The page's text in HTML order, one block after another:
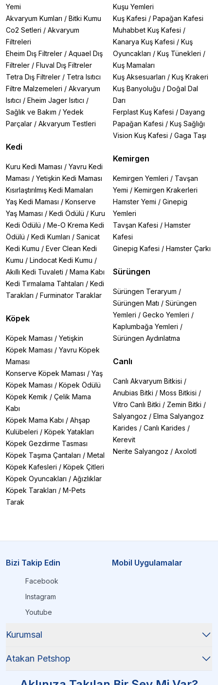
Yemi
Akvaryum Kumları / Bitki Kumu
Co2 Setleri / Akvaryum
Filtreleri
Eheim Dış Filtreler / Aquael Dış
Filtreler / Fluval Dış Filtreler
Tetra Dış Filtreler / Tetra Isıtıcı
Filtre Malzemeleri / Akvaryum
Isıtıcı / Eheim Jager Isıtıcı /
Sağlık ve Bakım / Yedek
Parçalar / Akvaryum Testleri
Kedi
Kuru Kedi Maması / Yavru Kedi
Maması / Yetişkin Kedi Maması
Kısırlaştırılmış Kedi Mamaları
Yaş Kedi Maması / Konserve
Yaş Maması / Kedi Ödülü / Kuru
Kedi Ödülü / Me-O Krema Kedi
Ödülü / Kedi Kumları / Sanicat
Kedi Kumu / Ever Clean Kedi
Kumu / Lindocat Kedi Kumu /
Akıllı Kedi Tuvaleti / Mama Kabı
Kedi Tırmalama Tahtaları / Kedi
Tarakları / Furminator Taraklar
Köpek
Köpek Maması / Yetişkin
Köpek Maması / Yavru Köpek
Maması
Konserve Köpek Maması / Yaş
Köpek Maması / Köpek Ödülü
Köpek Kemik / Çelik Mama
Kabı
Köpek Mama Kabı / Ahşap
Kulübeleri / Köpek Yatakları
Köpek Gezdirme Tasması
Köpek Taşıma Çantaları / Metal
Köpek Kafesleri / Köpek Çitleri
Köpek Oyuncakları / Ağızlıklar
Köpek Tarakları / M-Pets
Tarak
Kuşu Yemleri
Kuş Kafesi / Papağan Kafesi
Muhabbet Kuş Kafesi /
Kanarya Kuş Kafesi / Kuş
Oyuncakları / Kuş Tünekleri /
Kuş Mamaları
Kuş Aksesuarları / Kuş Krakeri
Kuş Banyoluğu / Doğal Dal
Darı
Ferplast Kuş Kafesi / Dayang
Papağan Kafesi / Kuş Sağlığı
Vision Kuş Kafesi / Gaga Taşı
Kemirgen
Kemirgen Yemleri / Tavşan
Yemi / Kemirgen Krakerleri
Hamster Yemi / Ginepig
Yemleri
Tavşan Kafesi / Hamster
Kafesi
Ginepig Kafesi / Hamster Çarkı
Sürüngen
Sürüngen Teraryum /
Sürüngen Matı / Sürüngen
Yemleri / Gecko Yemleri /
Kaplumbağa Yemleri /
Sürüngen Aydınlatma
Canlı
Canlı Akvaryum Bitkisi /
Anubias Bitki / Moss Bitkisi /
Vitro Canlı Bitki / Zemin Bitki /
Salyangoz / Elma Salyangoz
Karides / Canlı Karides /
Kerevit
Nerite Salyangoz / Axolotl
Bizi Takip Edin
Facebook
Instagram
Youtube
Mobil Uygulamalar
Kurumsal
Atakan Petshop